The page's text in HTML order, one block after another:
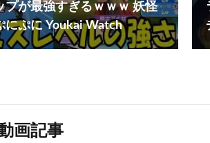
プが最強すぎるｗｗｗ 妖怪
にぷに Youkai Watch
画記事